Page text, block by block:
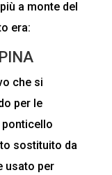
a monte del
era:
che si
per le
ponticello
sostituito da
usato per